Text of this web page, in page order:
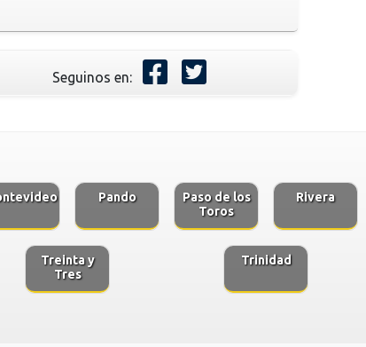
Seguinos en:
Pando
Paso de los
Toros
Rivera
Treinta y
Tres
Trinidad